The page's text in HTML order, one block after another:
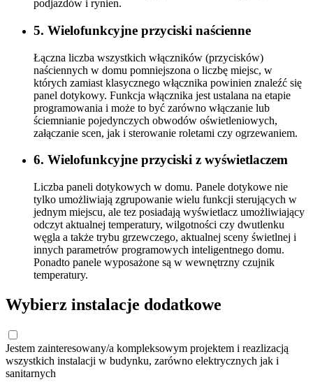
podjazdów i rynien.
5. Wielofunkcyjne przyciski naścienne
Łączna liczba wszystkich włączników (przycisków)
naściennych w domu pomniejszona o liczbę miejsc, w
których zamiast klasycznego włącznika powinien znaleźć się
panel dotykowy. Funkcja włącznika jest ustalana na etapie
programowania i może to być zarówno włączanie lub
ściemnianie pojedynczych obwodów oświetleniowych,
załączanie scen, jak i sterowanie roletami czy ogrzewaniem.
6. Wielofunkcyjne przyciski z wyświetlaczem
Liczba paneli dotykowych w domu. Panele dotykowe nie
tylko umożliwiają zgrupowanie wielu funkcji sterujących w
jednym miejscu, ale tez posiadają wyświetlacz umożliwiający
odczyt aktualnej temperatury, wilgotności czy dwutlenku
węgla a także trybu grzewczego, aktualnej sceny świetlnej i
innych parametrów programowych inteligentnego domu.
Ponadto panele wyposażone są w wewnętrzny czujnik
temperatury.
Wybierz instalacje dodatkowe
Jestem zainteresowany/a kompleksowym projektem i reazlizacją
wszystkich instalacji w budynku, zarówno elektrycznych jak i
sanitarnych